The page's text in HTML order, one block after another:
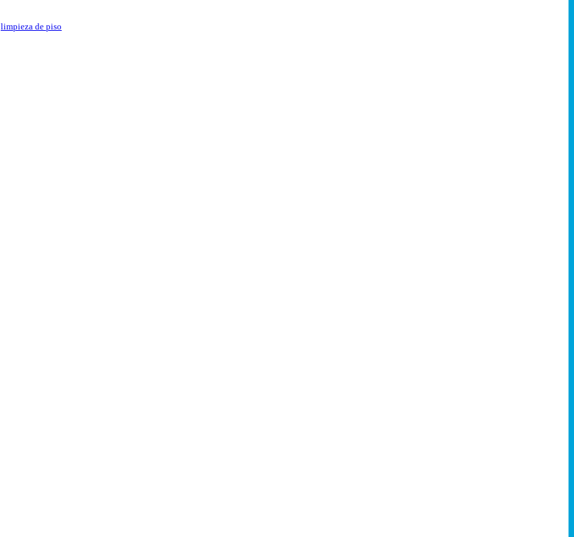
limpieza de piso